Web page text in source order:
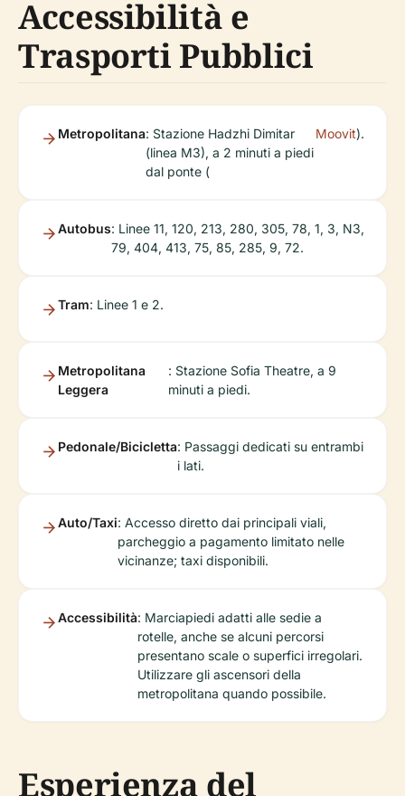
Accessibilità e
Trasporti Pubblici
Metropolitana: Stazione Hadzhi Dimitar
(linea M3), a 2 minuti a piedi
dal ponte (
Moovit).
Autobus: Linee 11, 120, 213, 280, 305, 78, 1, 3, N3,
79, 404, 413, 75, 85, 285, 9, 72.
Tram: Linee 1 e 2.
Metropolitana
Leggera
: Stazione Sofia Theatre, a 9
minuti a piedi.
Pedonale/Bicicletta: Passaggi dedicati su entrambi
i lati.
Auto/Taxi: Accesso diretto dai principali viali,
parcheggio a pagamento limitato nelle
vicinanze; taxi disponibili.
Accessibilità: Marciapiedi adatti alle sedie a
rotelle, anche se alcuni percorsi
presentano scale o superfici irregolari.
Utilizzare gli ascensori della
metropolitana quando possibile.
Esperienza del